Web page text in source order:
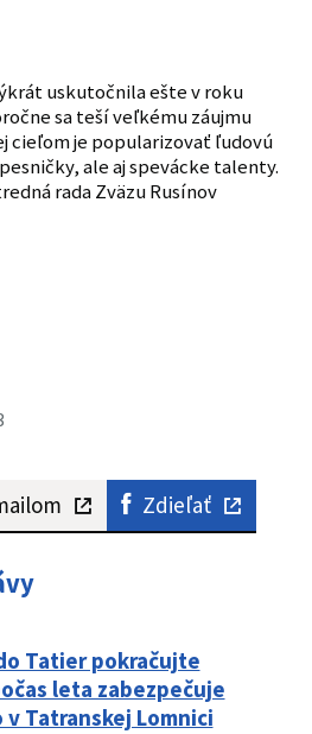
uskutočnila ešte v roku
sa teší veľkému záujmu
cieľom je popularizovať ľudovú
ale aj spevácke talenty.
rada Zväzu Rusínov
Zdieľať
Tatier pokračujte
leta zabezpečuje
Tatranskej Lomnici